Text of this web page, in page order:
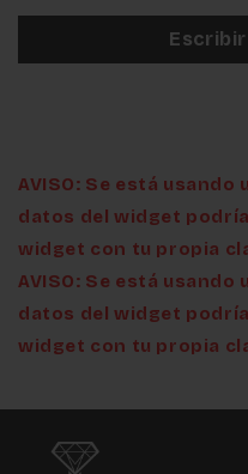
AVISO: Se está usando
datos del widget
widget con tu propia
AVISO: Se está usando
datos del widget
widget con tu propia